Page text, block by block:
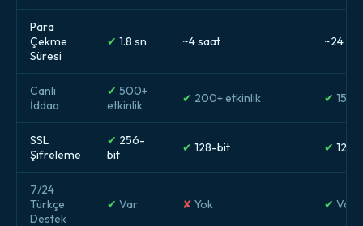
Para
Çekme
Süresi
✔ 1.8 sn ~4 saat ~24
Canlı
İddaa
✔ 500+
etkinlik
✔ 200+ etkinlik ✔
SSL
Şifreleme
✔ 256-
bit
✔ 128-bit ✔ 128-
7/24
Türkçe
Destek
✔ Var ✘ Yok ✔ Var